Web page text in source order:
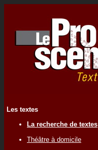
Les textes
La recherche de textes
Théâtre à domicile